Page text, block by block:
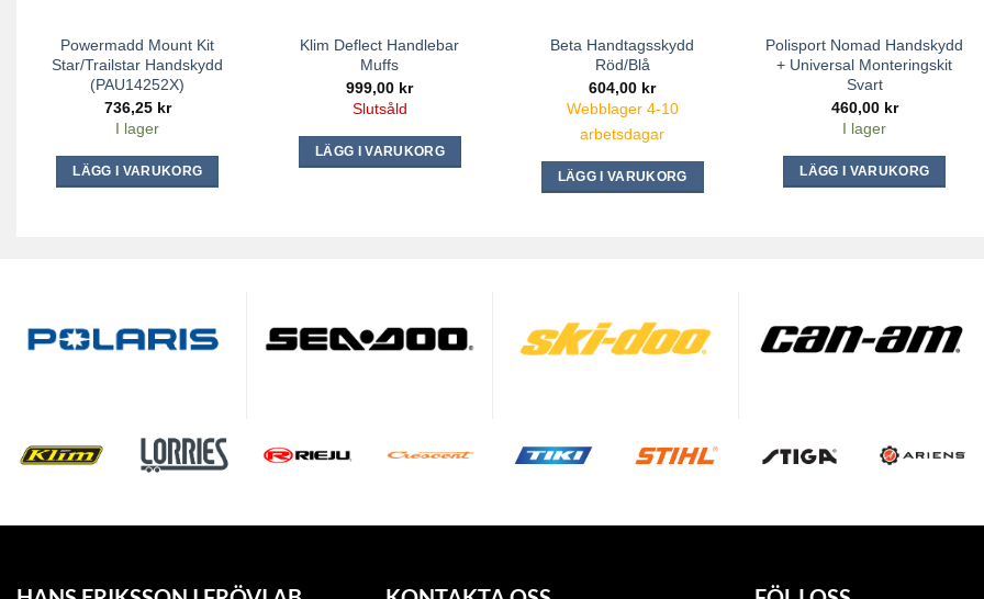
Powermadd Mount Kit
Star/Trailstar Handskydd
(PAU14252X)
736,25 kr
I lager
LÄGG I VARUKORG
Klim Deflect Handlebar
Muffs
999,00 kr
Slutsåld
LÄGG I VARUKORG
Beta Handtagsskydd
Röd/Blå
604,00 kr
Webblager 4-10
arbetsdagar
LÄGG I VARUKORG
Polisport Nomad Handskydd
+ Universal Monteringskit
Svart
460,00 kr
I lager
LÄGG I VARUKORG